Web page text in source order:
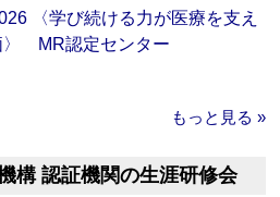
〈学び続ける力が医療を支え
〉 MR認定センター
もっと見る »
構 認証機関の生涯研修会